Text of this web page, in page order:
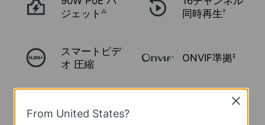
ジェット △
同時再生†
スマートビデ
オ 圧縮
ONVIF準拠‡
ワンクリック
SATAインタ
From United States?
Close